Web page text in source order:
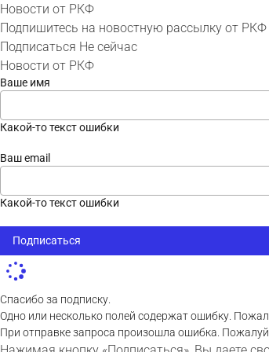
Новости от РКФ
Подпишитесь на новостную рассылку от
Подписаться Не сейчас
Новости от РКФ
Ваше имя
Какой-то текст ошибки
Ваш email
Какой-то текст ошибки
Подписаться
Спасибо за подписку.
Одно или несколько полей содержат ошибку.
При отправке запроса произошла ошибка.